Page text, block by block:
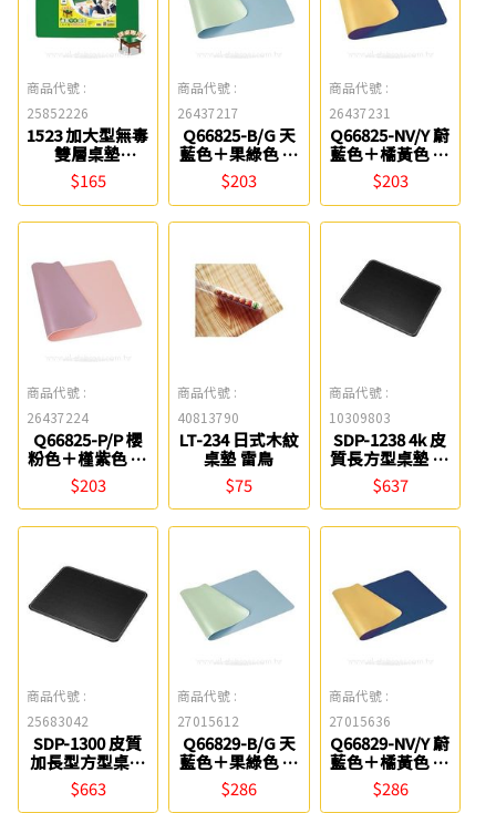
商品代號 :
25852226
1523 加大型無毒
雙層桌墊
(40x60cm)
Success成功
$165
商品代號 :
26437217
Q66825-B/G 天
藍色＋果綠色 雙
色PU皮質桌墊
(60*40cm) ABEL
$203
商品代號 :
26437231
Q66825-NV/Y 蔚
藍色＋橘黃色 雙
色PU皮質桌墊
(60*40cm) ABEL
$203
商品代號 :
26437224
Q66825-P/P 櫻
粉色＋槿紫色 雙
色PU皮質桌墊
(60*40cm) ABEL
$203
商品代號 :
40813790
LT-234 日式木紋
桌墊 雷鳥
$75
商品代號 :
10309803
SDP-1238 4k 皮
質長方型桌墊 波
德徠爾
$637
商品代號 :
25683042
SDP-1300 皮質
加長型方型桌墊
波德徠爾
$663
商品代號 :
27015612
Q66829-B/G 天
藍色＋果綠色 雙
色PU皮質桌墊
(90*45cm) ABEL
$286
商品代號 :
27015636
Q66829-NV/Y 蔚
藍色＋橘黃色 雙
色PU皮質桌墊
(90*45cm) ABEL
$286